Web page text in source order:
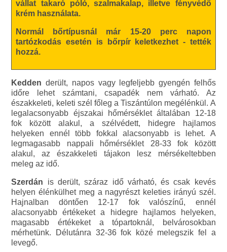
vállat takaró póló, szalmakalap, illetve fényvédő
krém használata.
Normál bőrtípusnál már 15-20 perc napon
tartózkodás esetén is bőrpír keletkezhet - tették
hozzá.
Kedden derült, napos vagy legfeljebb gyengén felhős
időre lehet számtani, csapadék nem várható. Az
északkeleti, keleti szél főleg a Tiszántúlon megélénkül. A
legalacsonyabb éjszakai hőmérséklet általában 12-18
fok között alakul, a szélvédett, hidegre hajlamos
helyeken ennél több fokkal alacsonyabb is lehet. A
legmagasabb nappali hőmérséklet 28-33 fok között
alakul, az északkeleti tájakon lesz mérsékeltebben
meleg az idő.
Szerdán is derült, száraz idő várható, és csak kevés
helyen élénkülhet meg a nagyrészt keleties irányú szél.
Hajnalban döntően 12-17 fok valószínű, ennél
alacsonyabb értékeket a hidegre hajlamos helyeken,
magasabb értékeket a tópartoknál, belvárosokban
mérhetünk. Délutánra 32-36 fok közé melegszik fel a
levegő.